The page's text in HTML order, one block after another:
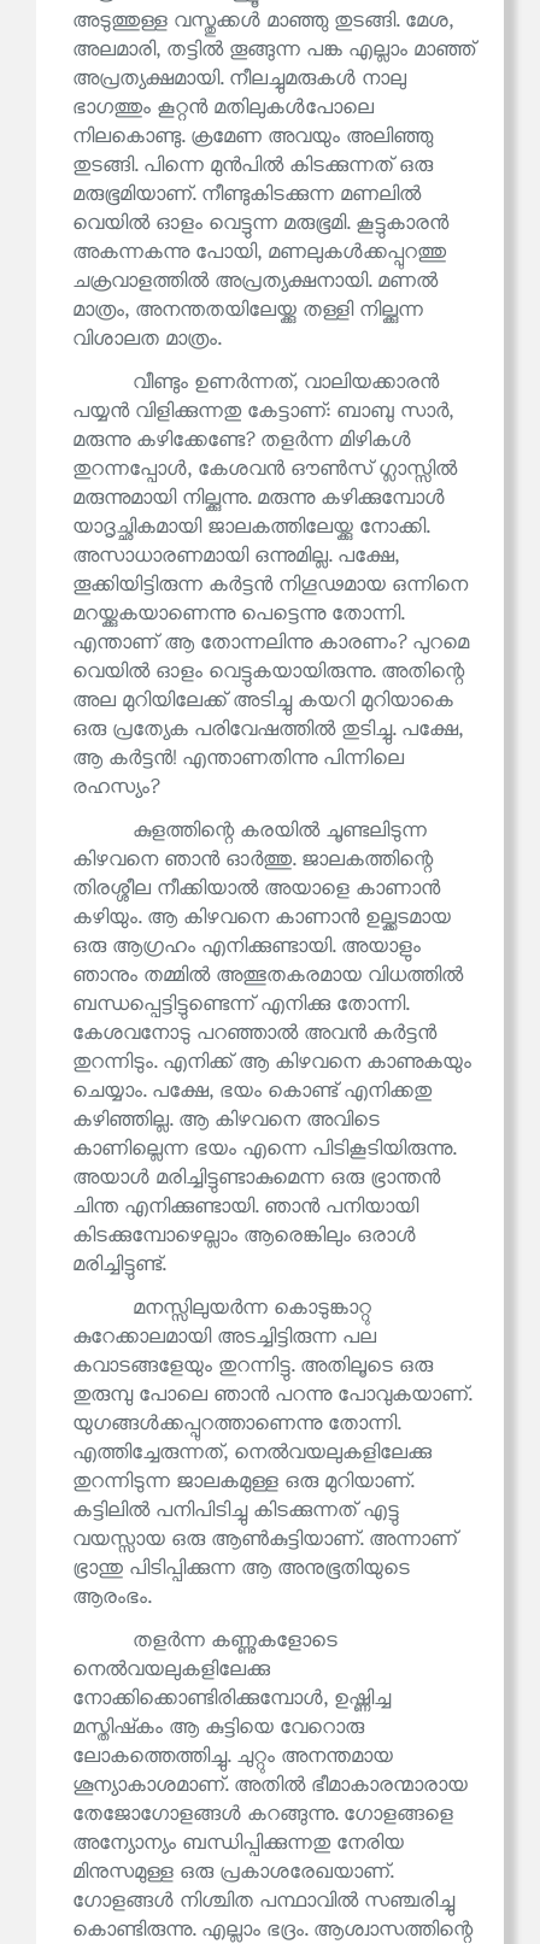
അടുത്തുള്ള വസ്തുക്കൾ മാഞ്ഞു തുടങ്ങി. മേശ,
അലമാരി, തട്ടിൽ തൂങ്ങുന്ന പങ്ക എല്ലാം മാഞ്ഞ്
അപ്രത്യക്ഷമായി. നീലച്ചുമരുകൾ നാലു
ഭാഗത്തും കൂറ്റൻ മതിലുകൾപോലെ
നിലകൊണ്ടു. ക്രമേണ അവയും അലിഞ്ഞു
തുടങ്ങി. പിന്നെ മുൻപിൽ കിടക്കുന്നത് ഒരു
മരുഭൂമിയാണ്. നീണ്ടുകിടക്കുന്ന മണലിൽ
വെയിൽ ഓളം വെട്ടുന്ന മരുഭൂമി. കൂട്ടുകാരൻ
അകന്നകന്നു പോയി, മണലുകൾക്കപ്പുറത്തു
ചക്രവാളത്തിൽ അപ്രത്യക്ഷനായി. മണൽ
മാത്രം, അനന്തതയിലേയ്ക്കു തള്ളി നില്ക്കുന്ന
വിശാലത മാത്രം.
വീണ്ടും ഉണർന്നത്, വാലിയക്കാരൻ
പയ്യൻ വിളിക്കുന്നതു കേട്ടാണ്: ബാബു സാർ,
മരുന്നു കഴിക്കേണ്ടേ? തളർന്ന മിഴികൾ
തുറന്നപ്പോൾ, കേശവൻ ഔൺസ് ഗ്ലാസ്സിൽ
മരുന്നുമായി നില്ക്കുന്നു. മരുന്നു കഴിക്കുമ്പോൾ
യാദൃച്ഛികമായി ജാലകത്തിലേയ്ക്കു നോക്കി.
അസാധാരണമായി ഒന്നുമില്ല. പക്ഷേ,
തൂക്കിയിട്ടിരുന്ന കർട്ടൻ നിഗൂഢമായ ഒന്നിനെ
മറയ്ക്കുകയാണെന്നു പെട്ടെന്നു തോന്നി.
എന്താണ് ആ തോന്നലിന്നു കാരണം? പുറമെ
വെയിൽ ഓളം വെട്ടുകയായിരുന്നു. അതിന്റെ
അല മുറിയിലേക്ക് അടിച്ചു കയറി മുറിയാകെ
ഒരു പ്രത്യേക പരിവേഷത്തിൽ തുടിച്ചു. പക്ഷേ,
ആ കർട്ടൻ! എന്താണതിന്നു പിന്നിലെ
രഹസ്യം?
കുളത്തിന്റെ കരയിൽ ചൂണ്ടലിടുന്ന
കിഴവനെ ഞാൻ ഓർത്തു. ജാലകത്തിന്റെ
തിരശ്ശീല നീക്കിയാൽ അയാളെ കാണാൻ
കഴിയും. ആ കിഴവനെ കാണാൻ ഉല്ക്കടമായ
ഒരു ആഗ്രഹം എനിക്കുണ്ടായി. അയാളും
ഞാനും തമ്മിൽ അത്ഭുതകരമായ വിധത്തിൽ
ബന്ധപ്പെട്ടിട്ടുണ്ടെന്ന് എനിക്കു തോന്നി.
കേശവനോടു പറഞ്ഞാൽ അവൻ കർട്ടൻ
തുറന്നിടും. എനിക്ക് ആ കിഴവനെ കാണുകയും
ചെയ്യാം. പക്ഷേ, ഭയം കൊണ്ട് എനിക്കതു
കഴിഞ്ഞില്ല. ആ കിഴവനെ അവിടെ
കാണില്ലെന്ന ഭയം എന്നെ പിടികൂടിയിരുന്നു.
അയാൾ മരിച്ചിട്ടുണ്ടാകുമെന്ന ഒരു ഭ്രാന്തൻ
ചിന്ത എനിക്കുണ്ടായി. ഞാൻ പനിയായി
കിടക്കുമ്പോഴെല്ലാം ആരെങ്കിലും ഒരാൾ
മരിച്ചിട്ടുണ്ട്.
മനസ്സിലുയർന്ന കൊടുങ്കാറ്റു
കുറേക്കാലമായി അടച്ചിട്ടിരുന്ന പല
കവാടങ്ങളേയും തുറന്നിട്ടു. അതിലൂടെ ഒരു
തുരുമ്പു പോലെ ഞാൻ പറന്നു പോവുകയാണ്.
യുഗങ്ങൾക്കപ്പുറത്താണെന്നു തോന്നി.
എത്തിച്ചേരുന്നത്, നെൽവയലുകളിലേക്കു
തുറന്നിടുന്ന ജാലകമുള്ള ഒരു മുറിയാണ്.
കട്ടിലിൽ പനിപിടിച്ചു കിടക്കുന്നത് എട്ടു
വയസ്സായ ഒരു ആൺകുട്ടിയാണ്. അന്നാണ്
ഭ്രാന്തു പിടിപ്പിക്കുന്ന ആ അനുഭൂതിയുടെ
ആരംഭം.
തളർന്ന കണ്ണുകളോടെ
നെൽവയലുകളിലേക്കു
നോക്കിക്കൊണ്ടിരിക്കുമ്പോൾ, ഉഷ്ണിച്ച
മസ്തിഷ്‌കം ആ കുട്ടിയെ വേറൊരു
ലോകത്തെത്തിച്ചു. ചുറ്റും അനന്തമായ
ശൂന്യാകാശമാണ്. അതിൽ ഭീമാകാരന്മാരായ
തേജോഗോളങ്ങൾ കറങ്ങുന്നു. ഗോളങ്ങളെ
അന്യോന്യം ബന്ധിപ്പിക്കുന്നതു നേരിയ
മിനുസമുള്ള ഒരു പ്രകാശരേഖയാണ്.
ഗോളങ്ങൾ നിശ്ചിത പന്ഥാവിൽ സഞ്ചരിച്ചു
കൊണ്ടിരുന്നു. എല്ലാം ഭദ്രം. ആശ്വാസത്തിന്റെ